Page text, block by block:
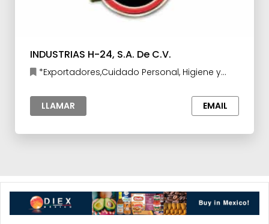
INDUSTRIAS H-24, S.A. De C.V.
*Exportadores,Cuidado Personal, Higiene y
Industria
LLAMAR
EMAIL